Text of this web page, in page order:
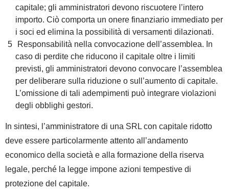
capitale; gli amministratori devono riscuotere l’intero
importo. Ciò comporta un onere finanziario immediato per
i soci ed elimina la possibilità di versamenti dilazionati.
Responsabilità nella convocazione dell’assemblea. In
caso di perdite che riducono il capitale oltre i limiti
previsti, gli amministratori devono convocare l’assemblea
per deliberare sulla riduzione o sull’aumento di capitale.
L’omissione di tali adempimenti può integrare violazioni
degli obblighi gestori.
In sintesi, l’amministratore di una SRL con capitale ridotto
deve essere particolarmente attento all’andamento
economico della società e alla formazione della riserva
legale, perché la legge impone azioni tempestive di
protezione del capitale.